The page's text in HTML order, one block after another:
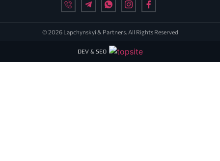
© 2026 Lapchynskyi & Partners. All Rights Reserved
DEV & SEO